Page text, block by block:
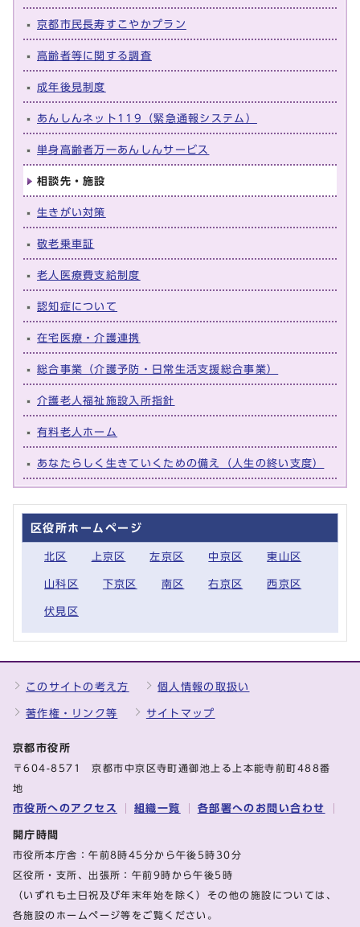
京都市民長寿すこやかプラン
高齢者等に関する調査
成年後見制度
あんしんネット119（緊急通報システム）
単身高齢者万一あんしんサービス
相談先・施設
生きがい対策
敬老乗車証
老人医療費支給制度
認知症について
在宅医療・介護連携
総合事業（介護予防・日常生活支援総合事業）
介護老人福祉施設入所指針
有料老人ホーム
あなたらしく生きていくための備え（人生の終い支度）
区役所ホームページ
北区 上京区 左京区 中京区 東山区
山科区 下京区 南区 右京区 西京区
伏見区
このサイトの考え方 個人情報の取扱い
著作権・リンク等 サイトマップ
京都市役所
〒604-8571 京都市中京区寺町通御池上る上本能寺前町488番
地
市役所へのアクセス 組織一覧 各部署へのお問い合わせ
開庁時間
市役所本庁舎：午前8時45分から午後5時30分
区役所・支所、出張所：午前9時から午後5時
（いずれも土日祝及び年末年始を除く）その他の施設については、
各施設のホームページ等をご覧ください。